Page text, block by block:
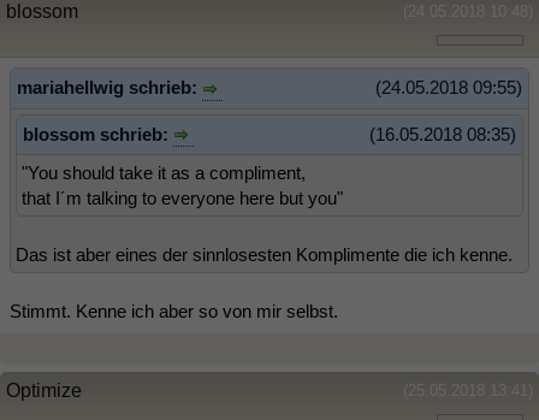
(24.05.2018 10:48)
blossom
(24.05.2018 09:55)
mariahellwig schrieb:
(16.05.2018 08:35)
blossom schrieb:
"You should take it as a compliment,
that I´m talking to everyone here but you"
Das ist aber eines der sinnlosesten Komplimente die ich kenne.
Stimmt. Kenne ich aber so von mir selbst.
(25.05.2018 13:41)
Optimize